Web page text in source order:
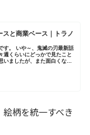
スと商業ベース｜トラノ
す。 いや～、鬼滅の刃最新話
週くらいにどっかで見たこと
ましたが、また面白くなっ
柄を統一すべき